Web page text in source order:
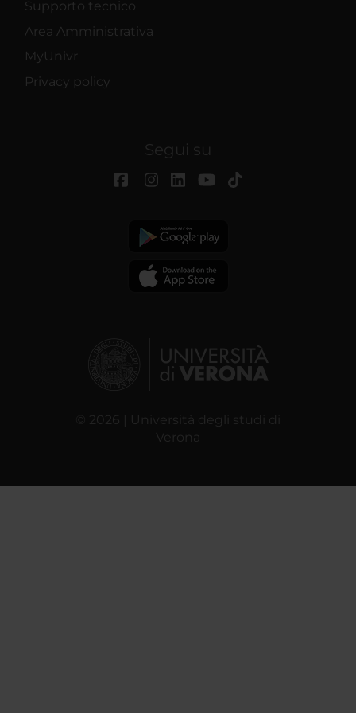
Supporto tecnico
Area Amministrativa
MyUnivr
Privacy policy
Segui su
© 2026 | Università degli studi di
Verona